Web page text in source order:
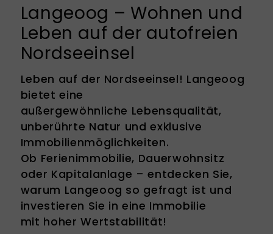
Langeoog – Wohnen und
Leben auf der autofreien
Nordseeinsel
Leben auf der Nordseeinsel! Langeoog
bietet eine
außergewöhnliche Lebensqualität,
unberührte Natur und exklusive
Immobilienmöglichkeiten.
Ob Ferienimmobilie, Dauerwohnsitz
oder Kapitalanlage – entdecken Sie,
warum Langeoog so gefragt ist und
investieren Sie in eine Immobilie
mit hoher Wertstabilität!